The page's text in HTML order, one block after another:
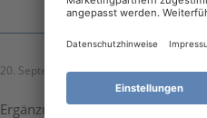
20. September 2025 um 11:35
Ergänzung: